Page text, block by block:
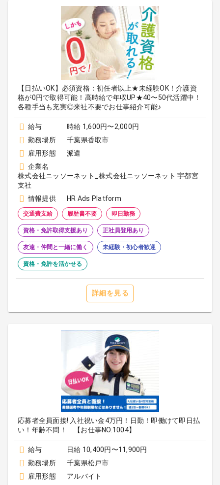
【日払いOK】必須資格：初任者以上★未経験OK！介護資
格が0円で取得可能！高時給で年収UP★40〜50代活躍中！
各種手当も充実◎来社不要でお仕事紹介可能♪
給与
時給 1,600円〜2,000円
勤務場所
千葉県香取市
雇用形態
派遣
企業名
株式会社ニッソーネット_株式会社ニッソーネット 宇都宮
支社
情報提供
HR Ads Platform
交通費支給 履歴書不要 即日勤務
資格・免許取得支援あり 正社員登用あり
友達・仲間と一緒に働く 未経験・初心者歓迎
資格・免許を活かせる
詳細を見る
応募者全員面接! 入社祝い金4万円！日勤！即働けて即日払
い！年齢不問！ 【お仕事NO.1004】
給与
日給 10,400円〜11,900円
勤務場所
千葉県松戸市
雇用形態
アルバイト